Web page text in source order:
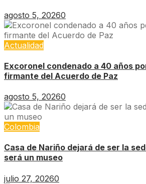
agosto 5, 20260
Actualidad
Excoronel condenado a 40 años
firmante del Acuerdo de Paz
agosto 5, 20260
Colombia
Casa de Nariño dejará de ser la
será un museo
julio 27, 20260